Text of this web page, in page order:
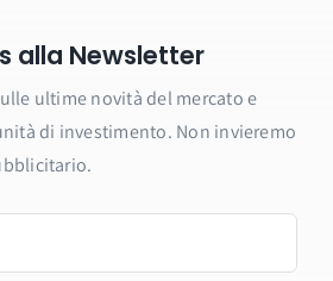
alla Newsletter
ultime novità del mercato e
di investimento. Non invieremo